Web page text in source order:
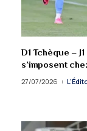
D1 Tchèque –
s’imposent
27/07/2026